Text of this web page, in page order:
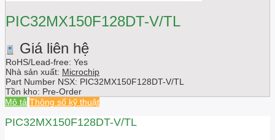
PIC32MX150F128DT-V/TL
Giá liên hệ
RoHS/Lead-free: Yes
Nhà sản xuất: Microchip
Part Number NSX: PIC32MX150F128DT-V/TL
Tồn kho: Pre-Order
Mô tả Thông số kỹ thuật
PIC32MX150F128DT-V/TL